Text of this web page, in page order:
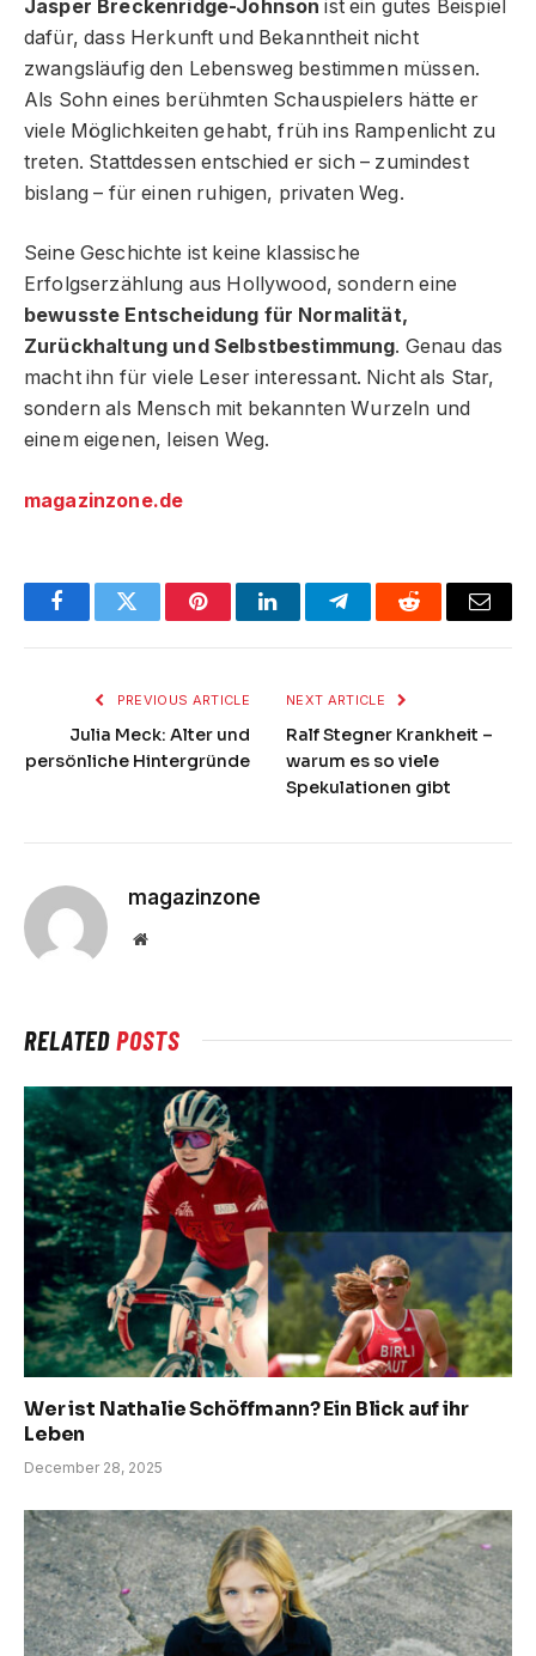
Jasper Breckenridge-Johnson ist ein gutes Beispiel
dafür, dass Herkunft und Bekanntheit nicht
zwangsläufig den Lebensweg bestimmen müssen.
Als Sohn eines berühmten Schauspielers hätte er
viele Möglichkeiten gehabt, früh ins Rampenlicht zu
treten. Stattdessen entschied er sich – zumindest
bislang – für einen ruhigen, privaten Weg.
Seine Geschichte ist keine klassische
Erfolgserzählung aus Hollywood, sondern eine
bewusste Entscheidung für Normalität,
Zurückhaltung und Selbstbestimmung. Genau das
macht ihn für viele Leser interessant. Nicht als Star,
sondern als Mensch mit bekannten Wurzeln und
einem eigenen, leisen Weg.
magazinzone.de
FacebookTwitter PinterestLinkedInTelegramReddit Email
PREVIOUS ARTICLE
Julia Meck: Alter und
persönliche Hintergründe
NEXT ARTICLE
Ralf Stegner Krankheit –
warum es so viele
Spekulationen gibt
magazinzone
Website
RELATEDPOSTS
Wer ist Nathalie Schöffmann? Ein Blick auf ihr
Leben
December 28, 2025